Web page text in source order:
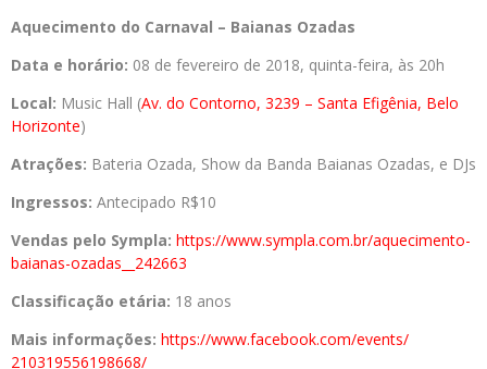
Aquecimento do Carnaval – Baianas Ozadas
Data e horário: 08 de fevereiro de 2018, quinta-feira, às 20h
Local: Music Hall (Av. do Contorno, 3239 – Santa Efigênia, Belo
Horizonte)
Atrações: Bateria Ozada, Show da Banda Baianas Ozadas, e DJs
Ingressos: Antecipado R$10
Vendas pelo Sympla: https://www.sympla.com.br/aquecimento-
baianas-ozadas__242663
Classificação etária: 18 anos
Mais informações: https://www.facebook.com/events/
210319556198668/